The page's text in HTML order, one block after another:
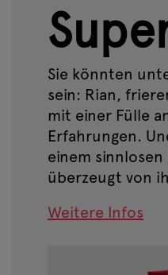
Sie könnten
sein: Rian,
mit einer Fülle
Erfahrungen.
einem
überzeugt von
Weitere Infos